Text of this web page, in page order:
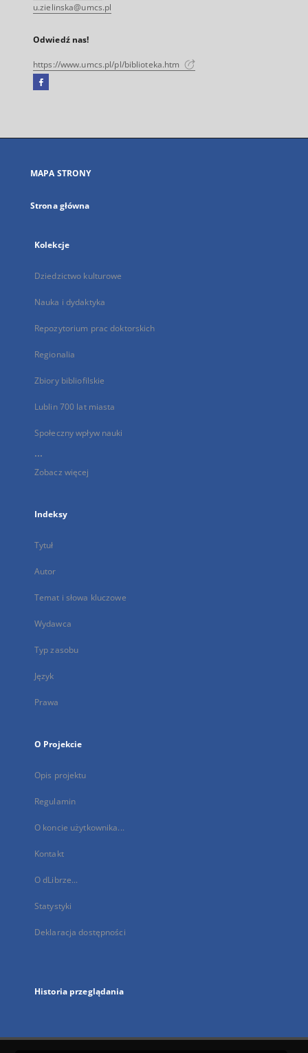
u.zielinska@umcs.pl
Odwiedź nas!
https://www.umcs.pl/pl/biblioteka.htm
Facebook
się
karcie
MAPA STRONY
Strona główna
Kolekcje
Dziedzictwo kulturowe
Nauka i dydaktyka
Repozytorium prac doktorskich
Regionalia
Zbiory bibliofilskie
Lublin 700 lat miasta
Społeczny wpływ nauki
...
Zobacz więcej
Indeksy
Tytuł
Autor
Temat i słowa kluczowe
Wydawca
Typ zasobu
Język
Prawa
O Projekcie
Opis projektu
Regulamin
O koncie użytkownika...
Kontakt
O dLibrze...
Statystyki
Deklaracja dostępności
Historia przeglądania